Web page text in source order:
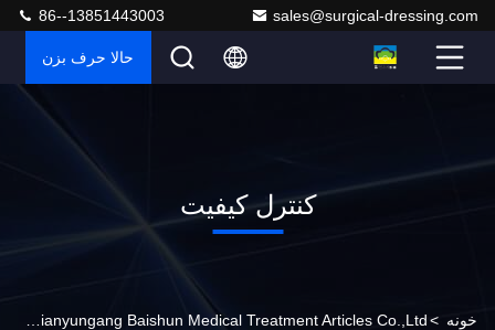
sales@surgical-dressing.com
86--13851443003
حالا حرف بزن
کنترل کیفیت
خونه >